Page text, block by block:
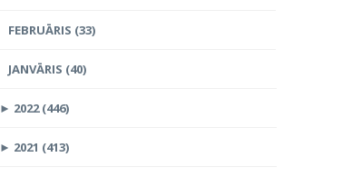
FEBRUĀRIS (33)
JANVĀRIS (40)
► 2022 (446)
► 2021 (413)